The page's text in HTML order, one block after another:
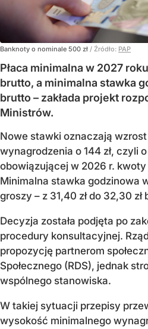
Banknoty o nominale 500 zł / Źródło: PAP
Płaca minimalna w 2027
brutto, a minimalna stawka
brutto – zakłada projekt
Ministrów.
Nowe stawki oznaczają
wynagrodzenia o 144 zł, czyli
obowiązującej w 2026 r. kwoty
Minimalna stawka godzinowa
groszy – z 31,40 zł do 32,30 zł
Decyzja została podjęta po
procedury konsultacyjnej.
propozycję partnerom
Społecznego (RDS), jednak
wspólnego stanowiska.
W takiej sytuacji przepisy
wysokość minimalnego